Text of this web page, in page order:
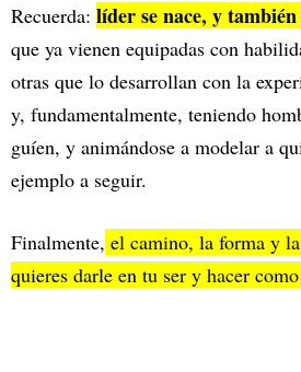
Recuerda: líder se nace, y también
que ya vienen equipadas con
otras que lo desarrollan con la
y, fundamentalmente, teniendo
guíen, y animándose a modelar a
ejemplo a seguir.
Finalmente, el camino, la forma y
quieres darle en tu ser y hacer